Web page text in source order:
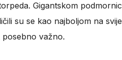
Gigantskom
su se kao najboljom na
posebno važno.